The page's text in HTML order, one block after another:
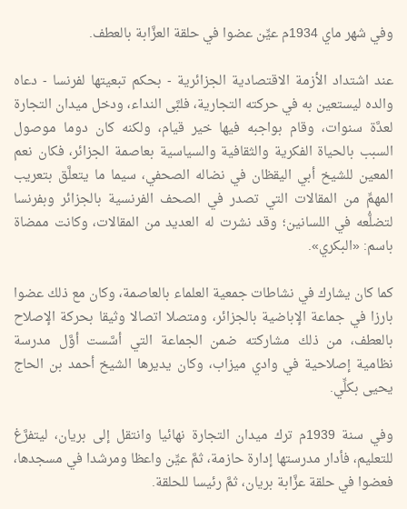
وفي شهر ماي 1934م عيِّن عضوا في حلقة العزَّابة بالعطف.
عند اشتداد الأزمة الاقتصادية الجزائرية - بحكم تبعيتها لفرنسا - دعاه
والده ليستعين به في حركته التجارية، فلبَّى النداء، ودخل ميدان التجارة
لعدَّة سنوات، وقام بواجبه فيها خير قيام، ولكنه كان دوما موصول
السبب بالحياة الفكرية والثقافية والسياسية بعاصمة الجزائر، فكان نعم
المعين للشيخ أبي اليقظان في نضاله الصحفي، سيما ما يتعلَّق بتعريب
المهمِّ من المقالات التي تصدر في الصحف الفرنسية بالجزائر وبفرنسا
لتضلُّعه في اللسانين؛ وقد نشرت له العديد من المقالات، وكانت ممضاة
باسم: «البكري».
كما كان يشارك في نشاطات جمعية العلماء بالعاصمة، وكان مع ذلك عضوا
بارزا في جماعة الإباضية بالجزائر، ومتصلا اتصالا وثيقا بحركة الإصلاح
بالعطف، من ذلك مشاركته ضمن الجماعة التي أسَّست أوَّل مدرسة
نظامية إصلاحية في وادي ميزاب، وكان يديرها الشيخ أحمد بن الحاج
يحيى بكلِّي.
وفي سنة 1939م ترك ميدان التجارة نهائيا وانتقل إلى بريان، ليتفرَّغ
للتعليم، فأدار مدرستها إدارة حازمة، ثمَّ عيِّن واعظا ومرشدا في مسجدها،
فعضوا في حلقة عزَّابة بريان، ثمَّ رئيسا للحلقة.